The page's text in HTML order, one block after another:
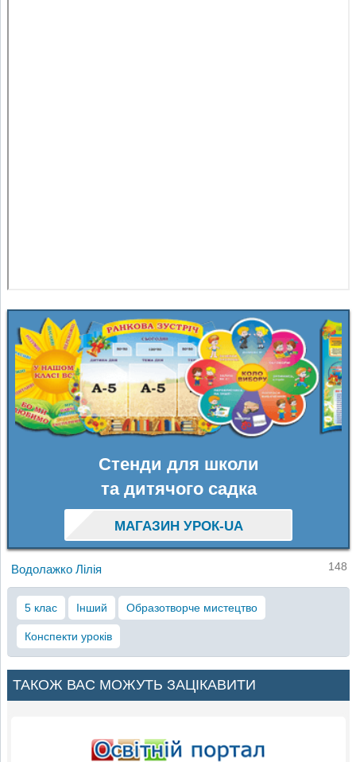
Стенди для школи
та дитячого садка
МАГАЗИН УРОК-UA
Водолажко Лілія 148
5 клас Інший Образотворче мистецтво
Конспекти уроків
ТАКОЖ ВАС МОЖУТЬ ЗАЦІКАВИТИ